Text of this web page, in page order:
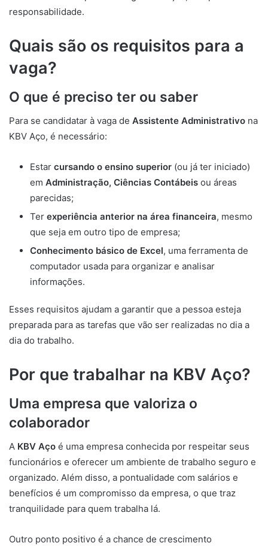
responsabilidade.
Quais são os requisitos para a
vaga?
O que é preciso ter ou saber
Para se candidatar à vaga de Assistente Administrativo na
KBV Aço, é necessário:
Estar cursando o ensino superior (ou já ter iniciado)
em Administração, Ciências Contábeis ou áreas
parecidas;
Ter experiência anterior na área financeira, mesmo
que seja em outro tipo de empresa;
Conhecimento básico de Excel, uma ferramenta de
computador usada para organizar e analisar
informações.
Esses requisitos ajudam a garantir que a pessoa esteja
preparada para as tarefas que vão ser realizadas no dia a
dia do trabalho.
Por que trabalhar na KBV Aço?
Uma empresa que valoriza o
colaborador
A KBV Aço é uma empresa conhecida por respeitar seus
funcionários e oferecer um ambiente de trabalho seguro e
organizado. Além disso, a pontualidade com salários e
benefícios é um compromisso da empresa, o que traz
tranquilidade para quem trabalha lá.
Outro ponto positivo é a chance de crescimento